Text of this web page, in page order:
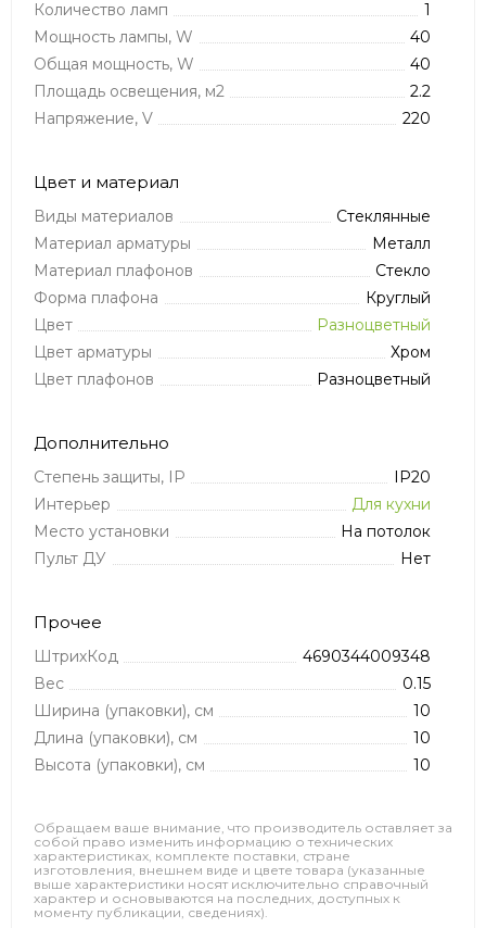
Количество ламп
1
Мощность лампы, W
40
Общая мощность, W
40
Площадь освещения, м2
2.2
Напряжение, V
220
Цвет и материал
Виды материалов
Стеклянные
Материал арматуры
Металл
Материал плафонов
Стекло
Форма плафона
Круглый
Цвет
Разноцветный
Цвет арматуры
Хром
Цвет плафонов
Разноцветный
Дополнительно
Степень защиты, IP
IP20
Интерьер
Для кухни
Место установки
На потолок
Пульт ДУ
Нет
Прочее
ШтрихКод
4690344009348
Вес
0.15
Ширина (упаковки), см
10
Длина (упаковки), см
10
Высота (упаковки), см
10
Обращаем ваше внимание, что производитель оставляет за
собой право изменить информацию о технических
характеристиках, комплекте поставки, стране
изготовления, внешнем виде и цвете товара (указанные
выше характеристики носят исключительно справочный
характер и основываются на последних, доступных к
моменту публикации, сведениях).